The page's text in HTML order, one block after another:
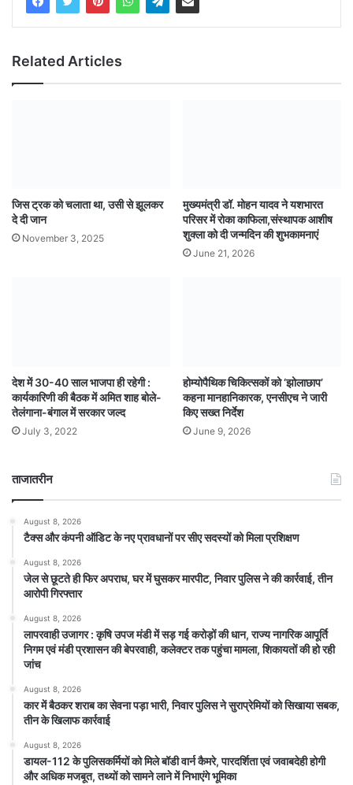
Related Articles
जिस ट्रक को चलाता था, उसी से झूलकर
दे दी जान
November 3, 2025
मुख्यमंत्री डॉ. मोहन यादव ने यशभारत
परिसर में रोका काफिला,संस्थापक आशीष
शुक्ला को दी जन्मदिन की शुभकामनाएं
June 21, 2026
देश में 30-40 साल भाजपा ही रहेगी :
कार्यकारिणी की बैठक में अमित शाह बोले-
तेलंगाना-बंगाल में सरकार जल्द
July 3, 2022
होम्योपैथिक चिकित्सकों को ‘झोलाछाप’
कहना मानहानिकारक, एनसीएच ने जारी
किए सख्त निर्देश
June 9, 2026
ताजातरीन
August 8, 2026
टैक्स और कंपनी ऑडिट के नए प्रावधानों पर सीए सदस्यों को मिला प्रशिक्षण
August 8, 2026
जेल से छूटते ही फिर अपराध, घर में घुसकर मारपीट, निवार पुलिस ने की कार्रवाई, तीन
आरोपी गिरफ्तार
August 8, 2026
लापरवाही उजागर : कृषि उपज मंडी में सड़ गई करोड़ों की धान, राज्य नागरिक आपूर्ति
निगम एवं मंडी प्रशासन की बेपरवाही, कलेक्टर तक पहुंचा मामला, शिकायतों की हो रही
जांच
August 8, 2026
कार में बैठकर शराब का सेवना पड़ा भारी, निवार पुलिस ने सुराप्रेमियों को सिखाया सबक,
तीन के खिलाफ कार्रवाई
August 8, 2026
डायल-112 के पुलिसकर्मियों को मिले बॉडी वार्न कैमरे, पारदर्शिता एवं जवाबदेही होगी
और अधिक मजबूत, तथ्यों को सामने लाने में निभाएंगे भूमिका